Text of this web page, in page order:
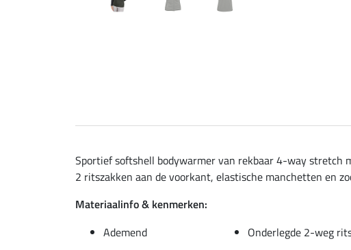
Sportief softshell bodywarmer van rekbaar 4-way stretch
2 ritszakken aan de voorkant, elastische manchetten en
Materiaalinfo & kenmerken:
Ademend
Onderlegde 2-weg